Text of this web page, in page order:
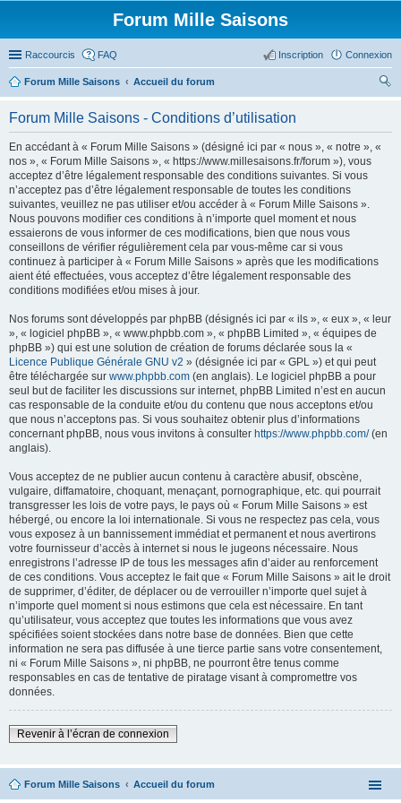
Forum Mille Saisons
Raccourcis FAQ Connexion
Inscription
Forum Mille Saisons
Accueil du forum
Forum Mille Saisons - Conditions d’utilisation
En accédant à « Forum Mille Saisons » (désigné ici par « nous », « notre », «
nos », « Forum Mille Saisons », « https://www.millesaisons.fr/forum »), vous
acceptez d’être légalement responsable des conditions suivantes. Si vous
n’acceptez pas d’être légalement responsable de toutes les conditions
suivantes, veuillez ne pas utiliser et/ou accéder à « Forum Mille Saisons ».
Nous pouvons modifier ces conditions à n’importe quel moment et nous
essaierons de vous informer de ces modifications, bien que nous vous
conseillons de vérifier régulièrement cela par vous-même car si vous
continuez à participer à « Forum Mille Saisons » après que les modifications
aient été effectuées, vous acceptez d’être légalement responsable des
conditions modifiées et/ou mises à jour.
Nos forums sont développés par phpBB (désignés ici par « ils », « eux », « leur
», « logiciel phpBB », « www.phpbb.com », « phpBB Limited », « équipes de
phpBB ») qui est une solution de création de forums déclarée sous la «
Licence Publique Générale GNU v2 » (désignée ici par « GPL ») et qui peut
être téléchargée sur www.phpbb.com (en anglais). Le logiciel phpBB a pour
seul but de faciliter les discussions sur internet, phpBB Limited n’est en aucun
cas responsable de la conduite et/ou du contenu que nous acceptons et/ou
que nous n’acceptons pas. Si vous souhaitez obtenir plus d’informations
concernant phpBB, nous vous invitons à consulter https://www.phpbb.com/(en
anglais).
Vous acceptez de ne publier aucun contenu à caractère abusif, obscène,
vulgaire, diffamatoire, choquant, menaçant, pornographique, etc. qui pourrait
transgresser les lois de votre pays, le pays où « Forum Mille Saisons » est
hébergé, ou encore la loi internationale. Si vous ne respectez pas cela, vous
vous exposez à un bannissement immédiat et permanent et nous avertirons
votre fournisseur d’accès à internet si nous le jugeons nécessaire. Nous
enregistrons l’adresse IP de tous les messages afin d’aider au renforcement
de ces conditions. Vous acceptez le fait que « Forum Mille Saisons » ait le droit
de supprimer, d’éditer, de déplacer ou de verrouiller n’importe quel sujet à
n’importe quel moment si nous estimons que cela est nécessaire. En tant
qu’utilisateur, vous acceptez que toutes les informations que vous avez
spécifiées soient stockées dans notre base de données. Bien que cette
information ne sera pas diffusée à une tierce partie sans votre consentement,
ni « Forum Mille Saisons », ni phpBB, ne pourront être tenus comme
responsables en cas de tentative de piratage visant à compromettre vos
données.
Revenir à l’écran de connexion
Forum Mille Saisons Accueil du forum